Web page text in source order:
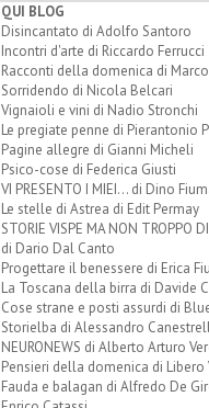
QUI BLOG
Disincantato di Adolfo Santoro
Incontri d'arte di Riccardo Ferrucci
Racconti della domenica di
Sorridendo di Nicola Belcari
Vignaioli e vini di Nadio Stronchi
Le pregiate penne di Pierantonio
Pagine allegre di Gianni Micheli
Psico-cose di Federica Giusti
VI PRESENTO I MIEI... di Dino
Le stelle di Astrea di Edit Permay
STORIE VISPE MA NON TROPPO
di Dario Dal Canto
Progettare il benessere di Erica
La Toscana della birra di Davide
Cose strane e posti assurdi di
Storielba di Alessandro
NEURONEWS di Alberto Arturo
Pensieri della domenica di Libero
Fauda e balagan di Alfredo De